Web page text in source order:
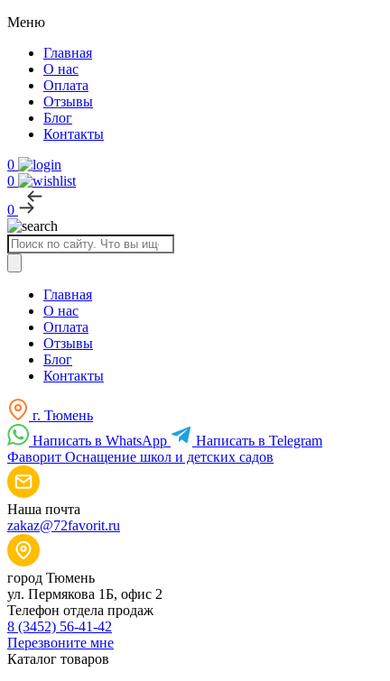
Меню
Главная
О нас
Оплата
Отзывы
Блог
Контакты
0
0
0
Поиск
товаров
Главная
О нас
Оплата
Отзывы
Блог
Контакты
г. Тюмень
Написать в WhatsApp
Написать в Telegram
Фаворит Оснащение школ и детских садов
Наша почта
zakaz@72favorit.ru
город Тюмень
ул. Пермякова 1Б, офис 2
Телефон отдела продаж
8 (3452) 56-41-42
Перезвоните мне
Каталог товаров